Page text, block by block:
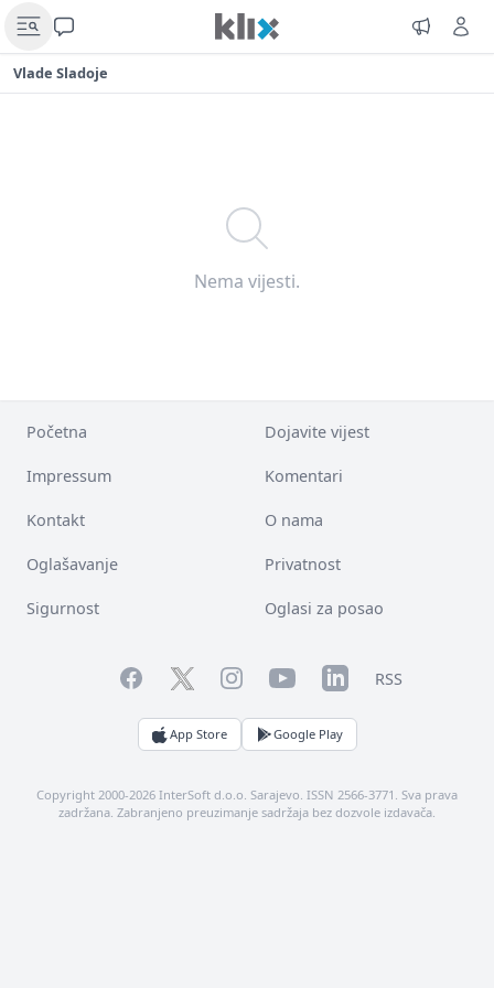
Vlade Sladoje
Nema vijesti.
Početna Dojavite vijest
Impressum Komentari
Kontakt O nama
Oglašavanje Privatnost
Sigurnost Oglasi za posao
FacebookTwitterInstagramYouTubeLinkedInRSS
App Store Google Play
Copyright 2000-2026 InterSoft d.o.o. Sarajevo. ISSN 2566-3771. Sva prava
zadržana. Zabranjeno preuzimanje sadržaja bez dozvole izdavača.